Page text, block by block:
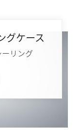
グケース
リング